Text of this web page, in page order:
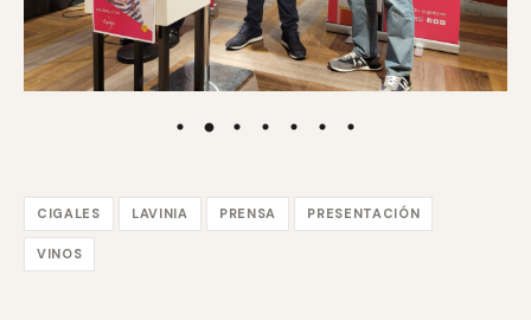
CIGALES LAVINIA PRENSA PRESENTACIÓN
VINOS